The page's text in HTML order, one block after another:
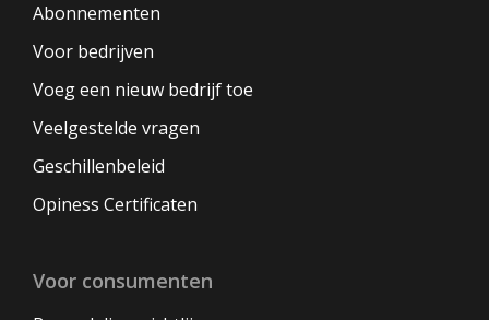
Abonnementen
Voor bedrijven
Voeg een nieuw bedrijf toe
Veelgestelde vragen
Geschillenbeleid
Opiness Certificaten
Voor consumenten